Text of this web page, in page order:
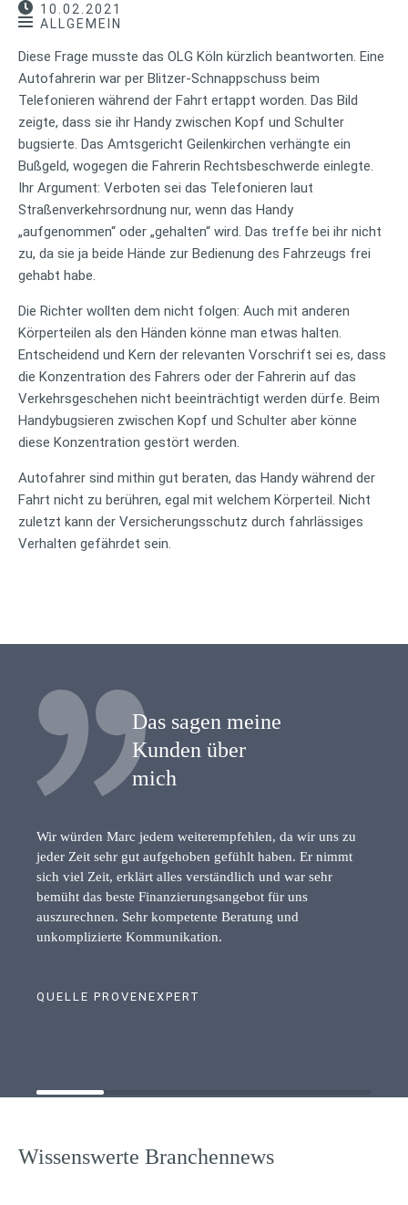
10.02.2021
ALLGEMEIN
Diese Frage musste das OLG Köln kürzlich beantworten. Eine
Autofahrerin war per Blitzer-Schnappschuss beim
Telefonieren während der Fahrt ertappt worden. Das Bild
zeigte, dass sie ihr Handy zwischen Kopf und Schulter
bugsierte. Das Amtsgericht Geilenkirchen verhängte ein
Bußgeld, wogegen die Fahrerin Rechtsbeschwerde einlegte.
Ihr Argument: Verboten sei das Telefonieren laut
Straßenverkehrsordnung nur, wenn das Handy
„aufgenommen“ oder „gehalten“ wird. Das treffe bei ihr nicht
zu, da sie ja beide Hände zur Bedienung des Fahrzeugs frei
gehabt habe.
Die Richter wollten dem nicht folgen: Auch mit anderen
Körperteilen als den Händen könne man etwas halten.
Entscheidend und Kern der relevanten Vorschrift sei es, dass
die Konzentration des Fahrers oder der Fahrerin auf das
Verkehrsgeschehen nicht beeinträchtigt werden dürfe. Beim
Handybugsieren zwischen Kopf und Schulter aber könne
diese Konzentration gestört werden.
Autofahrer sind mithin gut beraten, das Handy während der
Fahrt nicht zu berühren, egal mit welchem Körperteil. Nicht
zuletzt kann der Versicherungsschutz durch fahrlässiges
Verhalten gefährdet sein.
Das sagen meine
Kunden über
mich
Wir würden Marc jedem weiterempfehlen, da wir uns zu
jeder Zeit sehr gut aufgehoben gefühlt haben. Er nimmt
sich viel Zeit, erklärt alles verständlich und war sehr
bemüht das beste Finanzierungsangebot für uns
auszurechnen. Sehr kompetente Beratung und
unkomplizierte Kommunikation.
QUELLE PROVENEXPERT
Wissenswerte Branchennews